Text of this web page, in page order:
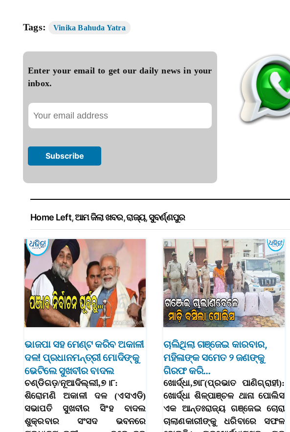
Tags: Vinika Bahuda Yatra
Enter your email to get our daily news in your
inbox.
Home Left,ଆମ ଜିଲା ଖବର,ରାଜ୍ୟ,ସୁବର୍ଣ୍ଣପୁର
ଭାଜପା ସହ ମେଣ୍ଟ କରିବ ଅକାଳୀ
ଦଳ! ପ୍ରଧାନମନ୍ତ୍ରୀ ମୋଦିଙ୍କୁ
ଭେଟିଲେ ସୁଖବୀର ବାଦଲ
ଚଣ୍ଡିଗଡ଼/ନୂଆଦିଲ୍ଲୀ,୭।୮:
ଶିରୋମଣି ଅକାଳୀ ଦଳ (ଏସଏଡି)
ସଭାପତି ସୁଖବୀର ସିଂହ ବାଦଲ
ଶୁକ୍ରବାର ସଂସଦ ଭବନରେ
ଚାଲିଥିଲା ଗଞ୍ଜେଇ କାରବାର,
ମହିଳାଙ୍କ ସମେତ ୨ ଜଣଙ୍କୁ
ଗିରଫ କରି…
ଖୋର୍ଦ୍ଧା,୭ା୮(ପ୍ରଭାତ ପାଣିଗ୍ରାହୀ):
ଖୋର୍ଦ୍ଧା ଶିଳ୍ପାଞ୍ଚଳ ଥାନା ପୋଲିସ
ଏକ ଆନ୍ତଃରାଜ୍ୟ ଗଞ୍ଜେଇ ଚୋରା
ଚାଲାଣକାରୀଙ୍କୁ ଧରିବାରେ ସଫଳ